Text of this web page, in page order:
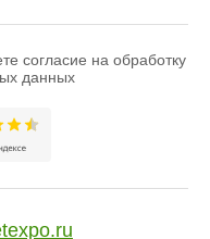
согласие на обработку
данных